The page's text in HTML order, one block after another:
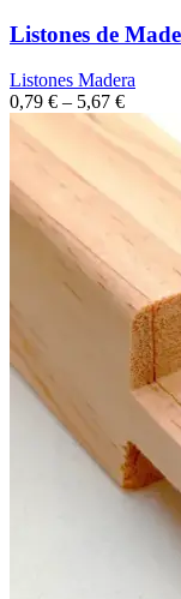
Listones de
Listones Madera
0,79 € – 5,67 €